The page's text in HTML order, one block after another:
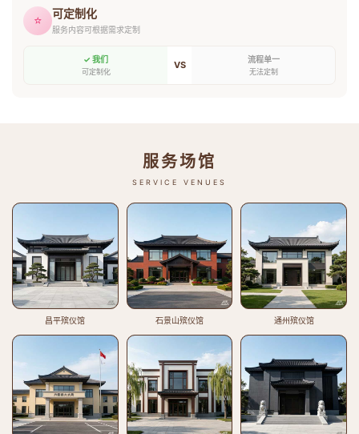
⭐ 可定制化
服务内容可根据需求定制
✓ 我们
可定制化
VS 流程单一
无法定制
服务场馆
SERVICE VENUES
昌平殡仪馆 石景山殡仪馆 通州殡仪馆